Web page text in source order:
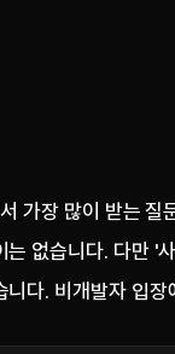
가장 많이 받는 질
없습니다. 다만 '
다. 비개발자 입